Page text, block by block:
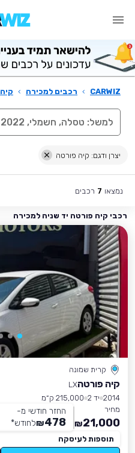
CARWIZ
› רכבים למכירה › קיה
יצרן ודגם: קיה פורטה
נמצאו 7 רכבים
רכבי קיה פורטה יד שניה למכירה
קרית שמונה
קיה פורטהLX
2014 יד 2
215,000 ק״מ
מחיר
21,000
₪
החזר חודשי מ-
478
₪לחודש*
תוספות לעיסקה